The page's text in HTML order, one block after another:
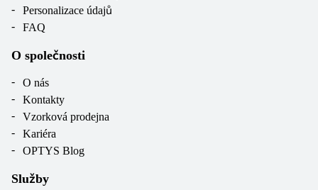
Personalizace údajů
FAQ
O společnosti
O nás
Kontakty
Vzorková prodejna
Kariéra
OPTYS Blog
Služby